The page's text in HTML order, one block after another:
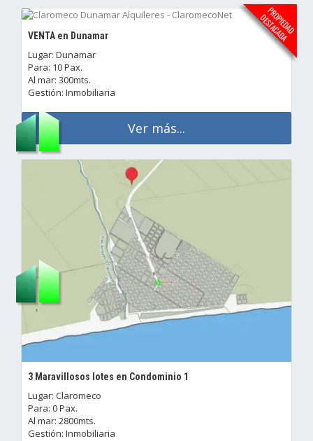
VENTA en Dunamar
Lugar: Dunamar
Para: 10 Pax.
Al mar: 300mts.
Gestión: Inmobiliaria
Ver más...
3 Maravillosos lotes en Condominio 1
Lugar: Claromeco
Para: 0 Pax.
Al mar: 2800mts.
Gestión: Inmobiliaria